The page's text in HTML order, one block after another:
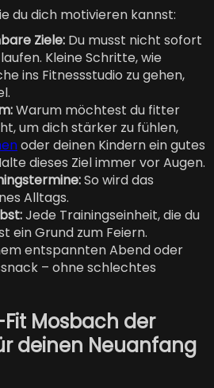
du dich motivieren kannst:
Ziele: Du musst nicht sofort
Kleine Schritte, wie
ins Fitnessstudio zu gehen,
Warum möchtest du fitter
um dich stärker zu fühlen,
oder deinen Kindern ein gutes
dieses Ziel immer vor Augen.
So wird das
Alltags.
Jede Trainingseinheit, die du
ein Grund zum Feiern.
entspannten Abend oder
– ohne schlechtes
Mosbach der
deinen Neuanfang